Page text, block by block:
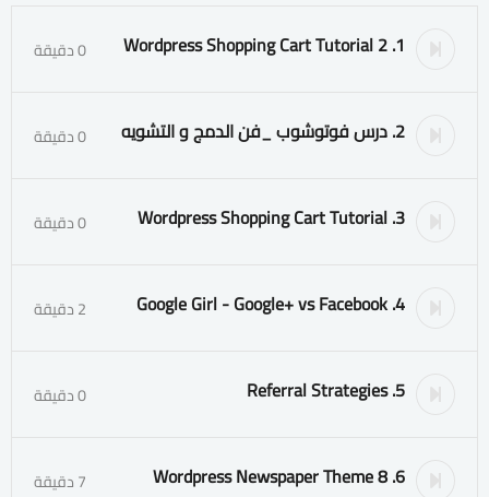
1. Wordpress Shopping Cart Tutorial 2 0 دقيقة
2. درس فوتوشوب _فن الدمج و التشويه 0 دقيقة
3. Wordpress Shopping Cart Tutorial 0 دقيقة
4. Google Girl - Google+ vs Facebook 2 دقيقة
5. Referral Strategies 0 دقيقة
6. Wordpress Newspaper Theme 8 7 دقيقة